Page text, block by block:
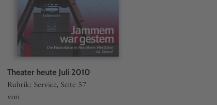
Theater heute Juli 2010
Rubrik: Service, Seite 57
von